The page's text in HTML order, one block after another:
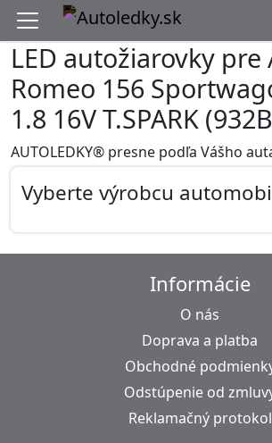
LED autožiarovky pre
Romeo 156
1.8 16V T.SPARK
AUTOLEDKY® presne podľa Vášho
Vyberte výrobcu
Informácie
O nás
Doprava a platba
Obchodné
Odstúpenie od
Reklamačný protokol